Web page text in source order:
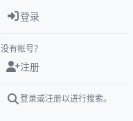
登录
没有帐号？
注册
登录或注册以进行搜索。